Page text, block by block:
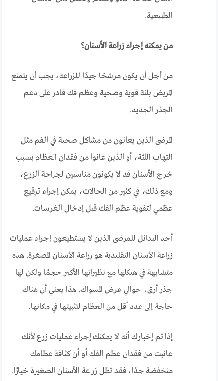
الطبيعية.
من يمكنه إجراء زراعة الأسنان؟
من أجل أن يكون مرشحًا جيدًا للزراعة، يجب أن يتمتع
المريض بلثة قوية وصحية وعظم فك قادر على دعم
الجذر الجديد.
المرضى الذين يعانون من مشاكل صحية في الفم مثل
التهاب اللثة، أو الذين عانوا من فقدان العظام بسبب
خراج الأسنان قد لا يكونون مناسبين لجراحة الزرع،
ومع ذلك، في كثير من الحالات، يمكن إجراء ترقيع
عظمي لتقوية عظم الفك قبل إدخال الغرسات.
أحد البدائل للمرضى الذين لا يستطيعون إجراء عمليات
زراعة الأسنان التقليدية هو زراعة الأسنان المصغرة. هذه
متشابهة في هيكلها مع نظيراتها الأكبر حجمًا ولكن لها
جذر أرق، حوالي عرض المسواك. هذا يعني أن هناك
حاجة إلى عدد أقل من العظام لتثبيتها في مكانها.
إذا تم إخبارك أنه لا يمكنك إجراء عمليات زرع لأنك
عانيت من فقدان عظم الفك أو أن كثافة عظامك
منخفضة جدًا، فقد تظل زراعة الأسنان الصغيرة خيارًا.